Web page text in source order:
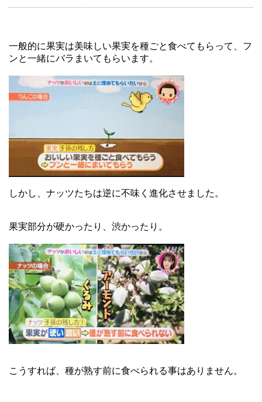
一般的に果実は美味しい果実を種ごと食べてもらって、フ
ンと一緒にバラまいてもらいます。
しかし、ナッツたちは逆に不味く進化させました。
果実部分が硬かったり、渋かったり。
こうすれば、種が熟す前に食べられる事はありません。